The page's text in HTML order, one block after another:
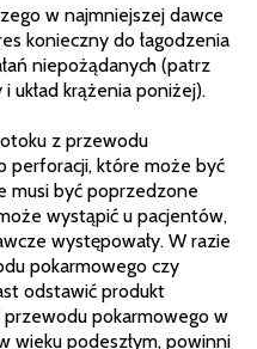
w najmniejszej dawce
konieczny do łagodzenia
niepożądanych (patrz
układ krążenia poniżej).
z przewodu
perforacji, które może być
musi być poprzedzone
wystąpić u pacjentów,
występowały. W razie
pokarmowego czy
odstawić produkt
przewodu pokarmowego w
wieku podeszłym, powinni